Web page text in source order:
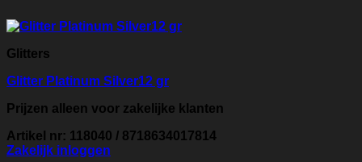
Glitters
Glitter Platinum Silver12 gr
Prijzen alleen voor zakelijke klanten
Artikel nr: 118040 / 8718634017814
Zakelijk inloggen